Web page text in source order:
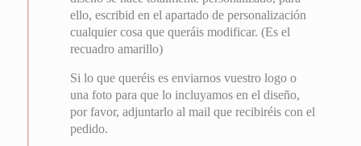
ello, escribid en el apartado de personalización
cualquier cosa que queráis modificar. (Es el
recuadro amarillo)
Si lo que queréis es enviarnos vuestro logo o
una foto para que lo incluyamos en el diseño,
por favor, adjuntarlo al mail que recibiréis con el
pedido.